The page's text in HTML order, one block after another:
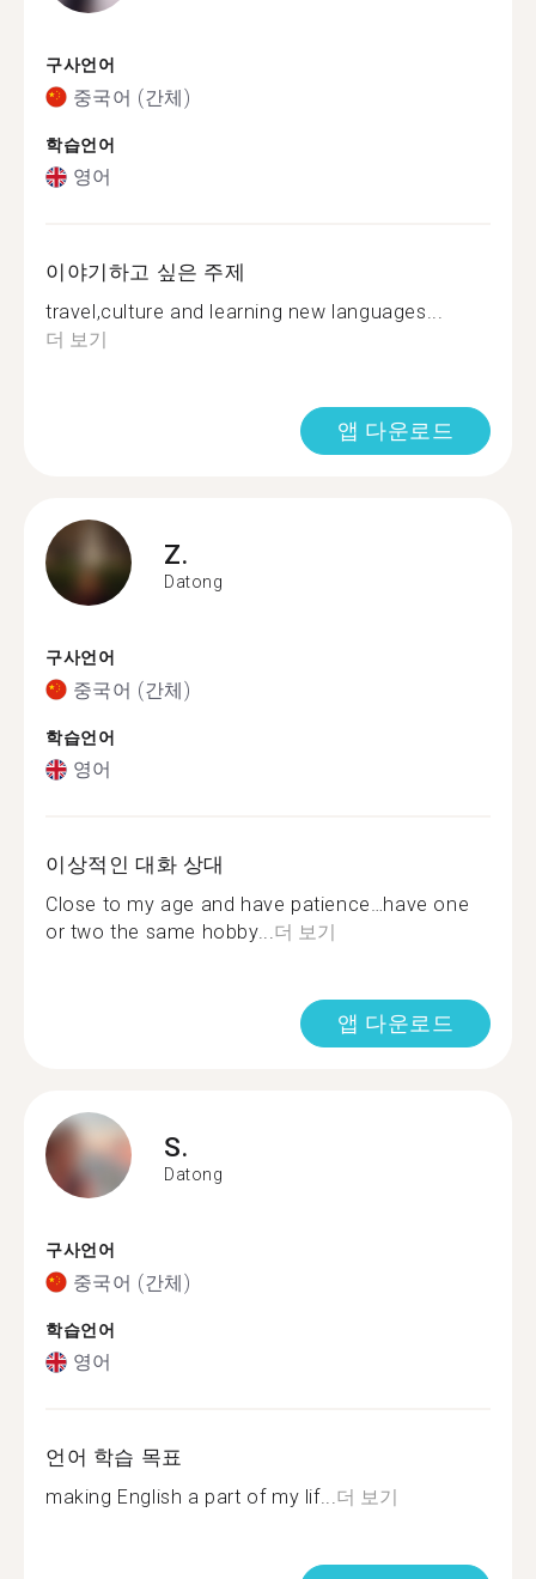
구사언어
중국어 (간체)
학습언어
영어
이야기하고 싶은 주제
travel,culture and learning new languages...
더 보기
앱 다운로드
Z.
Datong
구사언어
중국어 (간체)
학습언어
영어
이상적인 대화 상대
Close to my age and have patience…have one
or two the same hobby...더 보기
앱 다운로드
S.
Datong
구사언어
중국어 (간체)
학습언어
영어
언어 학습 목표
making English a part of my lif...더 보기